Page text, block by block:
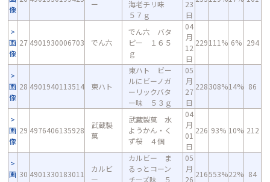
像
ー
海老チリ味
５７ｇ
23
日
画
像
27 4901930006703 でん六
でん六 バタ
ピー １６５
ｇ
04
月
12
日
229111% 6% 294
画
像
28 4901940113514 東ハト
東ハト ビー
ルにビーノガ
ーリックバタ
ー味 ５３ｇ
05
月
27
日
228308%14% 86
画
像
29 4976406135928
武蔵製
菓
武蔵製菓 水
ようかん・く
ず桜 ４個
04
月
01
日
226 93% 10% 212
画 30 4901330183011
カルビ
ー
カルビー ま
るっとコーン
チーズ味 ５
05
月
26
216553%22% 84